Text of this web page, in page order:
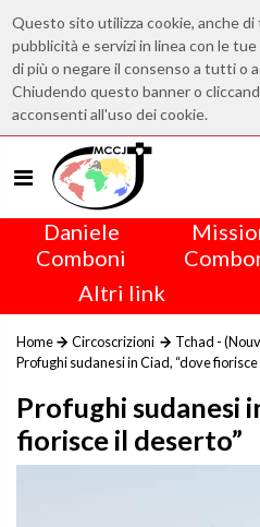
Questo sito utilizza cookie, anche
pubblicità e servizi in linea con le
di più o negare il consenso a tutti o
Chiudendo questo banner o
acconsenti all'uso dei cookie.
Daniele
Comboni
Altri link
Home Circoscrizioni
Tchad -
Profughi sudanesi in Ciad, “dove fiorisce
Profughi sudanesi
fiorisce il deserto”